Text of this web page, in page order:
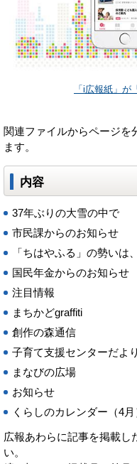
「i広報紙」が
関連ファイルからページを
ます。
内容
37年ぶりの大雪の中で
市民課からのお知らせ
「ちはやふる」の勢いは
国民年金からのお知らせ
注目情報
まちかどgraffiti
創作の森通信
子育て支援センターだより
まなびの広場
お知らせ
くらしのカレンダー（4月
広報あわらに記事を掲載し
い。